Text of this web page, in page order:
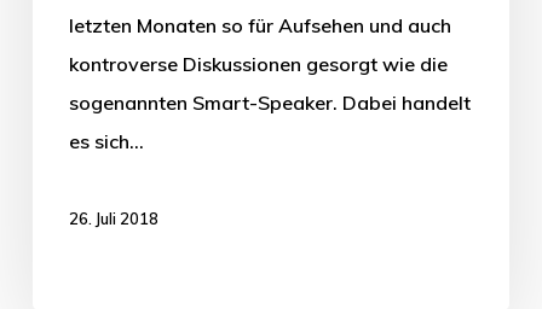
letzten Monaten so für Aufsehen und auch
kontroverse Diskussionen gesorgt wie die
sogenannten Smart-Speaker. Dabei handelt
es sich…
26. Juli 2018